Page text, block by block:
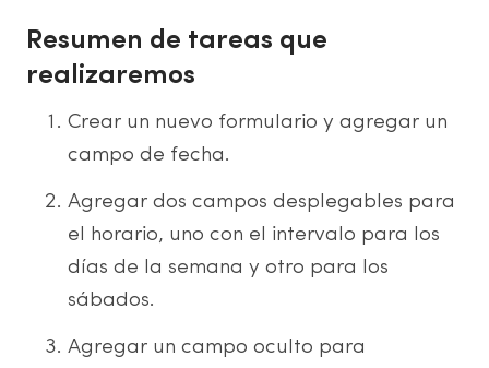
Resumen de tareas que
realizaremos
Crear un nuevo formulario y agregar un
campo de fecha.
Agregar dos campos desplegables para
el horario, uno con el intervalo para los
días de la semana y otro para los
sábados.
Agregar un campo oculto para